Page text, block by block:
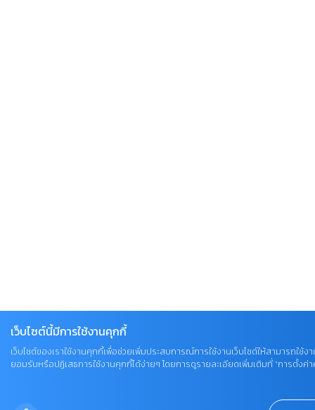
เว็บไซต์นี้มีการใช้งานคุกกี้
เว็บไซต์ของเราใช้งานคุกกี้เพื่อช่วยเพิ่มประสบการณ์การใช้งานเว็บไซต์ให้สามารถใ
ยอมรับหรือปฏิเสธการใช้งานคุกกี้ได้ง่ายๆ โดยการดูรายละเอียดเพิ่มเติมที่ “การตั้งค่